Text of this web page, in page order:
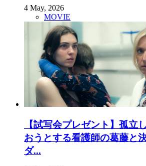
4 May, 2026
MOVIE
【試写会プレゼント】孤立
おうとする看護師の葛藤と
ダ...